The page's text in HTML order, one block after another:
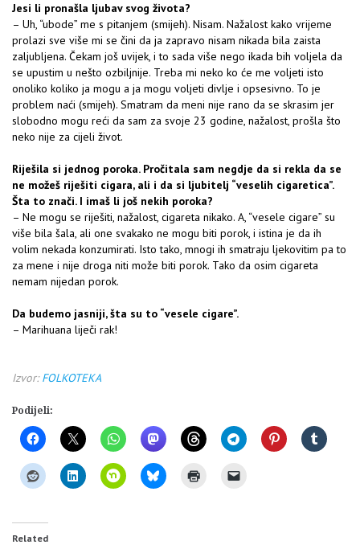
Jesi li pronašla ljubav svog života?
– Uh, “ubode” me s pitanjem (smijeh). Nisam. Nažalost kako vrijeme
prolazi sve više mi se čini da ja zapravo nisam nikada bila zaista
zaljubljena. Čekam još uvijek, i to sada više nego ikada bih voljela da
se upustim u nešto ozbiljnije. Treba mi neko ko će me voljeti isto
onoliko koliko ja mogu a ja mogu voljeti divlje i opsesivno. To je
problem naći (smijeh). Smatram da meni nije rano da se skrasim jer
slobodno mogu reći da sam za svoje 23 godine, nažalost, prošla što
neko nije za cijeli život.
Riješila si jednog poroka. Pročitala sam negdje da si rekla da se
ne možeš riješiti cigara, ali i da si ljubitelj “veselih cigaretica”.
Šta to znači. I imaš li još nekih poroka?
– Ne mogu se riješiti, nažalost, cigareta nikako. A, “vesele cigare” su
više bila šala, ali one svakako ne mogu biti porok, i istina je da ih
volim nekada konzumirati. Isto tako, mnogi ih smatraju ljekovitim pa to
za mene i nije droga niti može biti porok. Tako da osim cigareta
nemam nijedan porok.
Da budemo jasniji, šta su to “vesele cigare”.
– Marihuana liječi rak!
Izvor:FOLKOTEKA
Podijeli:
Related